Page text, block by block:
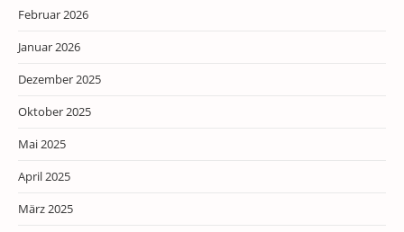
Februar 2026
Januar 2026
Dezember 2025
Oktober 2025
Mai 2025
April 2025
März 2025